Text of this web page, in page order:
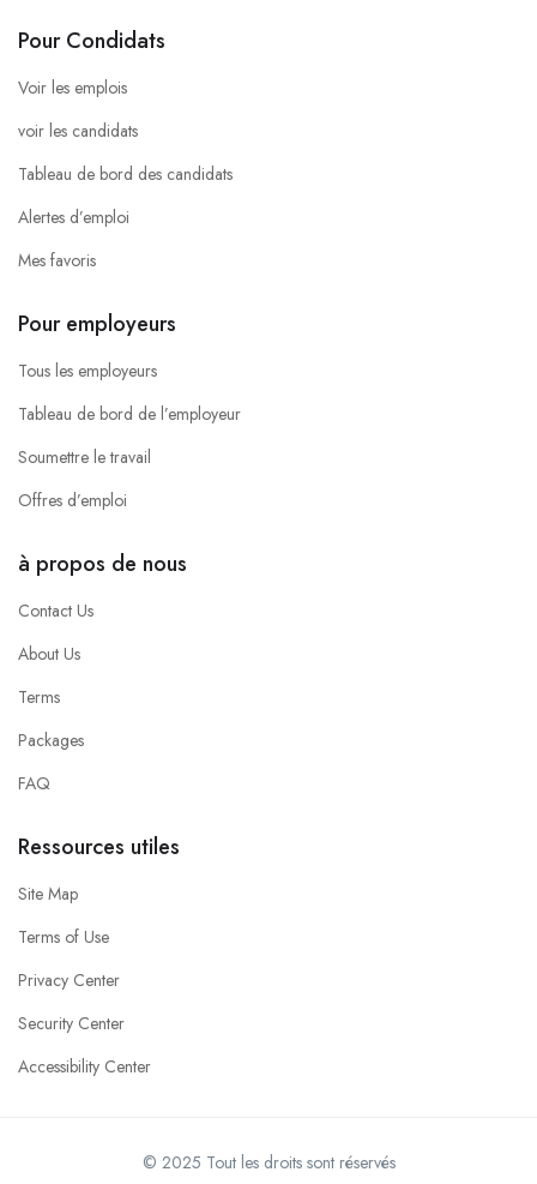
Pour Condidats
Voir les emplois
voir les candidats
Tableau de bord des candidats
Alertes d’emploi
Mes favoris
Pour employeurs
Tous les employeurs
Tableau de bord de l’employeur
Soumettre le travail
Offres d’emploi
à propos de nous
Contact Us
About Us
Terms
Packages
FAQ
Ressources utiles
Site Map
Terms of Use
Privacy Center
Security Center
Accessibility Center
© 2025 Tout les droits sont réservés